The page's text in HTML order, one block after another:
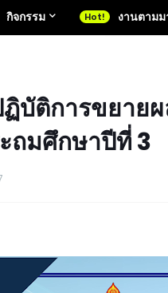
กิจกรรม งานตาม
บัติการขยาย
ถมศึกษาปีที่ 3